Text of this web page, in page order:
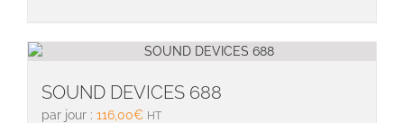
SOUND DEVICES 688
par jour : 116,00€ HT